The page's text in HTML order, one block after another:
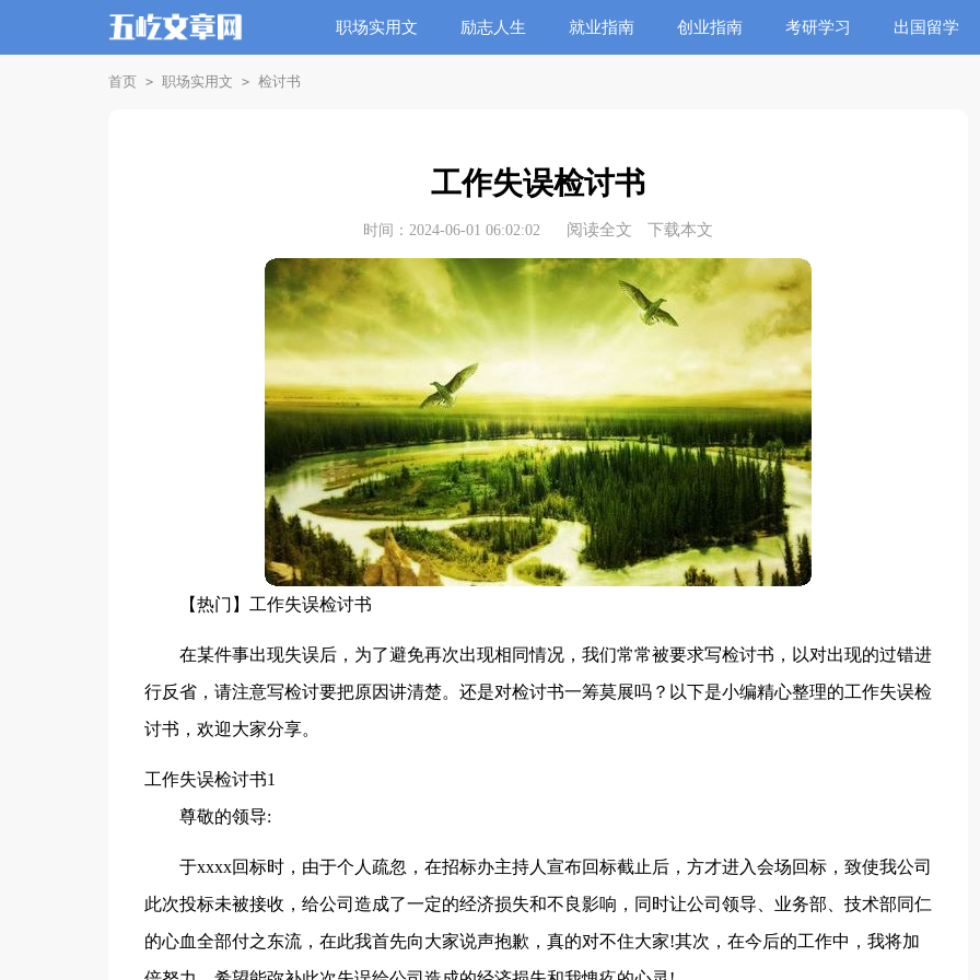
职场实用文 励志人生 就业指南 创业指南 考研学习 出国留学
首页 > 职场实用文 > 检讨书
工作失误检讨书
时间：2024-06-01 06:02:02 阅读全文 下载本文
【热门】工作失误检讨书
在某件事出现失误后，为了避免再次出现相同情况，我们常常被要求写检讨书，以对出现的过错进
行反省，请注意写检讨要把原因讲清楚。还是对检讨书一筹莫展吗？以下是小编精心整理的工作失误检
讨书，欢迎大家分享。
工作失误检讨书1
尊敬的领导:
于xxxx回标时，由于个人疏忽，在招标办主持人宣布回标截止后，方才进入会场回标，致使我公司
此次投标未被接收，给公司造成了一定的经济损失和不良影响，同时让公司领导、业务部、技术部同仁
的心血全部付之东流，在此我首先向大家说声抱歉，真的对不住大家!其次，在今后的工作中，我将加